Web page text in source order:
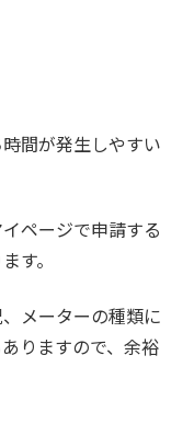
間が発生しやすい
ページで申請する
す。
メーターの種類に
りますので、余裕